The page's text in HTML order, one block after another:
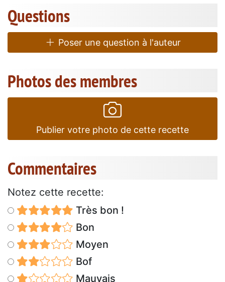
Questions
Poser une question à l'auteur
Photos des membres
Publier votre photo de cette recette
Commentaires
Notez cette recette:
Très bon !
Bon
Moyen
Bof
Mauvais